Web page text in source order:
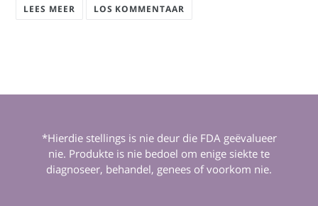
LEES MEER LOS KOMMENTAAR
*Hierdie stellings is nie deur die FDA geëvalueer
nie. Produkte is nie bedoel om enige siekte te
diagnoseer, behandel, genees of voorkom nie.